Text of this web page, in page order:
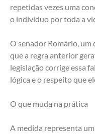
repetidas vezes uma
o indivíduo por toda a
O senador Romário, um
que a regra anterior
legislação corrige essa
lógica e o respeito que
O que muda na prática
A medida representa